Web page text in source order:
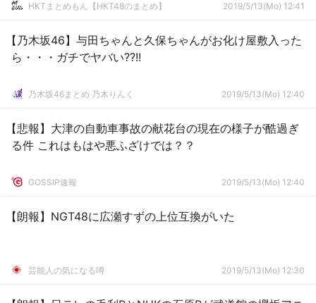
HKTまとめもん【HKT48のまとめ】 2019/5/13(Mo) 12:41
【乃木坂46】与田ちゃんと久保ちゃんがお化け屋敷入った
ら・・・ガチでヤバい??!!
乃木坂46まとめ 乃木りんく 2019/5/13(Mo) 12:40
【悲報】大津の自動車事故の献花台の現在の様子が酷過ぎ
る件 これはもはや悪ふざけでは？？
GOSSIP速報 2019/5/13(Mo) 12:40
【朗報】NGT48に広瀬すずの上位互換がいた
芸能人の気になる噂 2019/5/13(Mo) 12:30